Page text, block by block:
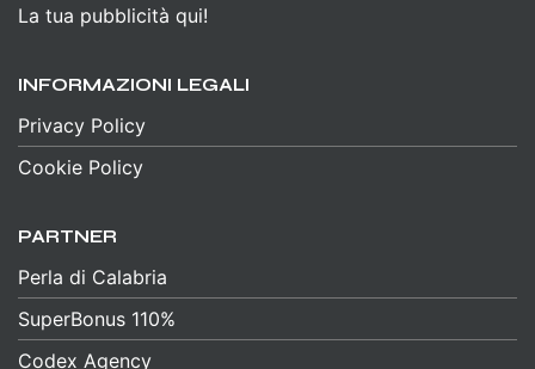
La tua pubblicità qui!
INFORMAZIONI LEGALI
Privacy Policy
Cookie Policy
PARTNER
Perla di Calabria
SuperBonus 110%
Codex Agency